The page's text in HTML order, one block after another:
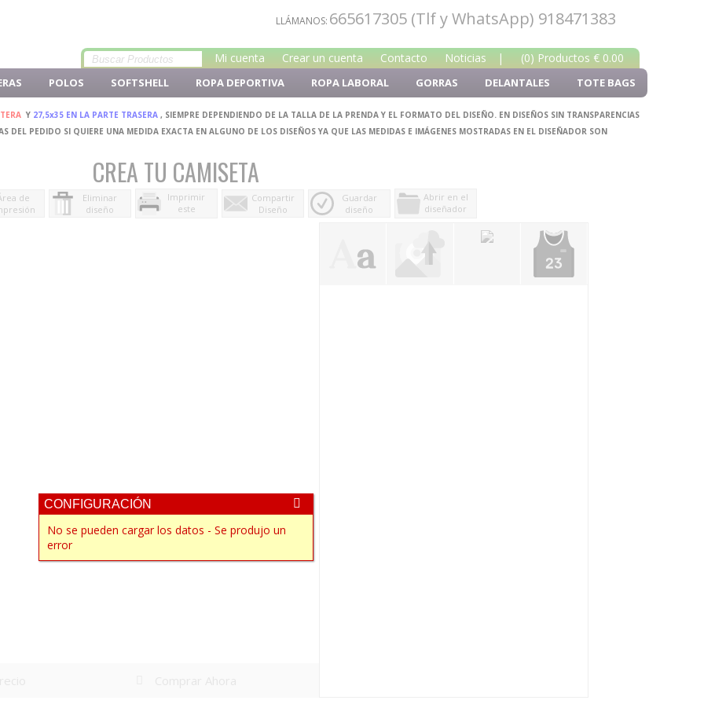
LLÁMANOS: 665617305 (Tlf y WhatsApp) 918471383
Mi cuenta Crear un cuenta Contacto Noticias | (0) Productos € 0.00
POLOS SOFTSHELL ROPA DEPORTIVA ROPA LABORAL GORRAS DELANTALES TOTE BAGS
Y 27,5x35 EN LA PARTE TRASERA , SIEMPRE DEPENDIENDO DE LA TALLA DE LA PRENDA Y EL FORMATO DEL DISEÑO. EN DISEÑOS SIN TRANSPARENCIAS
DEL PEDIDO SI QUIERE UNA MEDIDA EXACTA EN ALGUNO DE LOS DISEÑOS YA QUE LAS MEDIDAS E IMÁGENES MOSTRADAS EN EL DISEÑADOR SON
CREA TU CAMISETA
de
Eliminar
diseño
Imprimir
este
Compartir
Diseño
Guardar
diseño
Abrir en el
diseñador
CONFIGURACIÓN
No se pueden cargar los datos - Se produjo un
error